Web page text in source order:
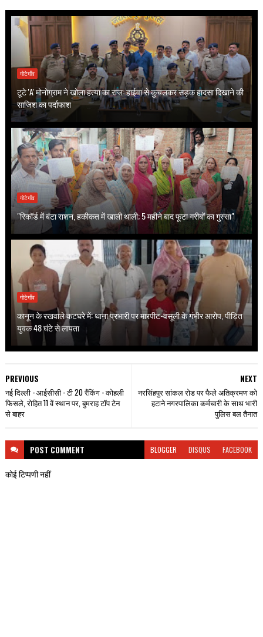
गोटेगाँव
टूटे 'A' मोनोग्राम ने खोला हत्या का राज: हाईवा से कुचलकर सड़क हादसा दिखाने की
साजिश का पर्दाफाश
गोटेगाँव
"रिकॉर्ड में बंटा राशन, हकीकत में खाली थाली; 5 महीने बाद फूटा गरीबों का गुस्सा"
गोटेगाँव
कानून के रखवाले कटघरे में: थाना प्रभारी पर मारपीट-वसूली के गंभीर आरोप, पीड़ित
युवक 48 घंटे से लापता
NEXT
नरसिंहपुर सांकल रोड पर फैले अतिक्रमण को
हटाने नगरपालिका कर्मचारी के साथ भारी
पुलिस बल तैनात
PREVIOUS
नई दिल्ली - आईसीसी - टी 20 रैंकिंग - कोहली
फिसले, रोहित 11 वें स्थान पर, बुमराह टॉप टेन
से बाहर
POST COMMENT BLOGGER DISQUS FACEBOOK
कोई टिप्पणी नहीं